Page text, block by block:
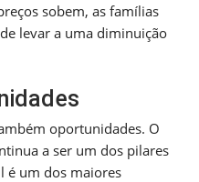
sobem, as famílias
levar a uma diminuição
oportunidades. O
a ser um dos pilares
é um dos maiores